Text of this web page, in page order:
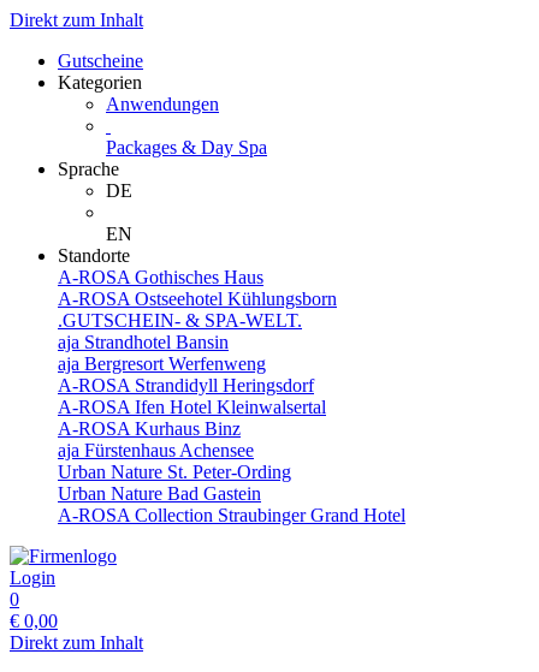
Direkt zum Inhalt
Gutscheine
Kategorien
Anwendungen
Packages & Day Spa
Sprache
DE
EN
Standorte
A-ROSA Gothisches Haus
A-ROSA Ostseehotel Kühlungsborn
.GUTSCHEIN- & SPA-WELT.
aja Strandhotel Bansin
aja Bergresort Werfenweng
A-ROSA Strandidyll Heringsdorf
A-ROSA Ifen Hotel Kleinwalsertal
A-ROSA Kurhaus Binz
aja Fürstenhaus Achensee
Urban Nature St. Peter-Ording
Urban Nature Bad Gastein
A-ROSA Collection Straubinger Grand Hotel
Login
0
€ 0,00
Direkt zum Inhalt